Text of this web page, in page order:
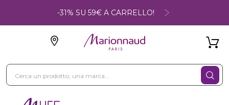
-31% SU 59€ A CARRELLO!